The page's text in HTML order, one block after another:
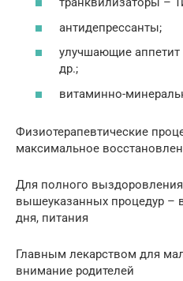
антидепрессанты;
улучшающие
др.;
витаминно-
Физиотерапевтические
максимальное
Для полного
вышеуказанных процедур –
дня, питания
Главным лекарством для
внимание родителей